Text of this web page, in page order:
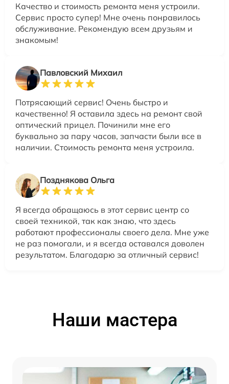
Качество и стоимость ремонта меня устроили.
Сервис просто супер! Мне очень понравилось
обслуживание. Рекомендую всем друзьям и
знакомым!
Павловский Михаил
Потрясающий сервис! Очень быстро и
качественно! Я оставила здесь на ремонт свой
оптический прицел. Починили мне его
буквально за пару часов, запчасти были все в
наличии. Стоимость ремонта меня устроила.
Позднякова Ольга
Я всегда обращаюсь в этот сервис центр со
своей техникой, так как знаю, что здесь
работают профессионалы своего дела. Мне уже
не раз помогали, и я всегда оставался доволен
результатом. Благодарю за отличный сервис!
Наши мастера